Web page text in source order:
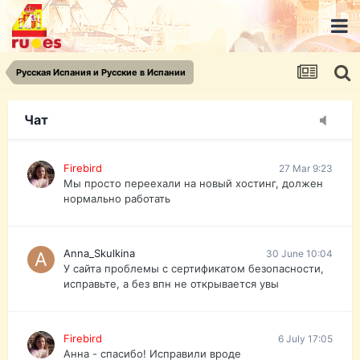
Русская Испания и Русские в Испании
Чат
urist.dokument@gmail.com
https://pasport-ua.com/
Телеграмм @uristpassua
Firebird
Друзья - из России без VPN сайт и форум
Firebird 27 Mar 9:23
Мы просто переехали на новый хостинг, должен
нормально работать
Anna_Skulkina 30 June 10:04
У сайта проблемы с сертификатом безопасности,
исправьте, а без впн не открывается увы
Firebird 6 July 17:05
Анна - спасибо! Исправили вроде